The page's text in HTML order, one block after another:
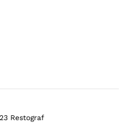
Restograf